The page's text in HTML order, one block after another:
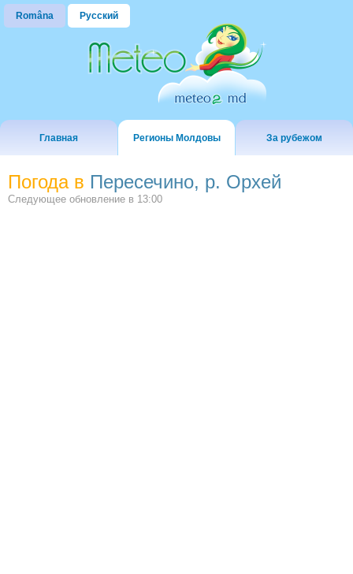
Româna Русский
Главная Регионы Молдовы За рубежом
Погода в Пересечино, р. Орхей
Следующее обновление в 13:00